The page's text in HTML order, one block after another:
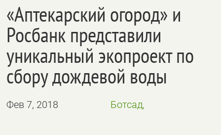
«Аптекарский огород» и
Росбанк представили
уникальный экопроект по
сбору дождевой воды
Фев 7, 2018 Ботсад,